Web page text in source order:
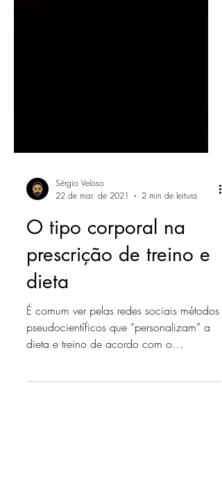
22 de mar. de 2021
2 min de leitura
O tipo corporal na
prescrição de treino e
dieta
É comum ver pelas redes sociais métodos
pseudocientíficos que “personalizam” a
somatotipo. Se nos...